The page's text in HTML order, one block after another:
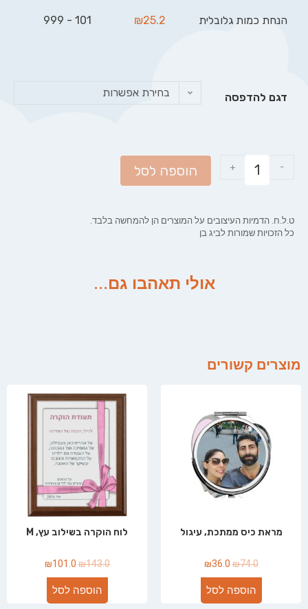
הנחת כמות גלובלית ₪25.2
101 - 999
דגם להדפסה בחירת אפשרות
-
+ הוספה לסל
ט.ל.ח. הדמיות העיצובים על המוצרים הן להמחשה בלבד.
כל הזכויות שמורות לביג בן
אולי תאהבו גם...
מוצרים קשורים
מראת כיס ממתכת, עיגול
₪74.0
₪36.0
הוספה לסל
לוח הוקרה בשילוב עץ, M
₪143.0
₪101.0
הוספה לסל